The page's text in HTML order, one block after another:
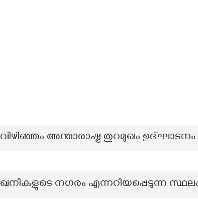
വിഴിഞ്ഞം അന്താരാഷ്ട്ര തുറമുഖം
ഖനികളുടെ നഗരം എന്നറിയപ്പെടുന്ന